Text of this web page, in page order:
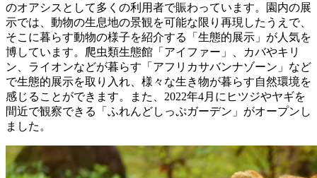
のオアシスとして多くの利用者で賑わっています。園内の展
示では、動物の生息地の景観を可能な限り再現したうえで、
そこに暮らす動物の様子を紹介する「生態的展示」が人気を
博しています。爬虫類生態館「アイファー」、カバやキリ
ン、ライオンなどが暮らす「アフリカサバンナゾーン」など
で生態的展示を取り入れ、様々な生き物が暮らす自然環境を
感じることができます。また、2022年4月にヒツジやヤギを
間近で観察できる「ふれんどしっぷガーデン」がオープンし
ました。